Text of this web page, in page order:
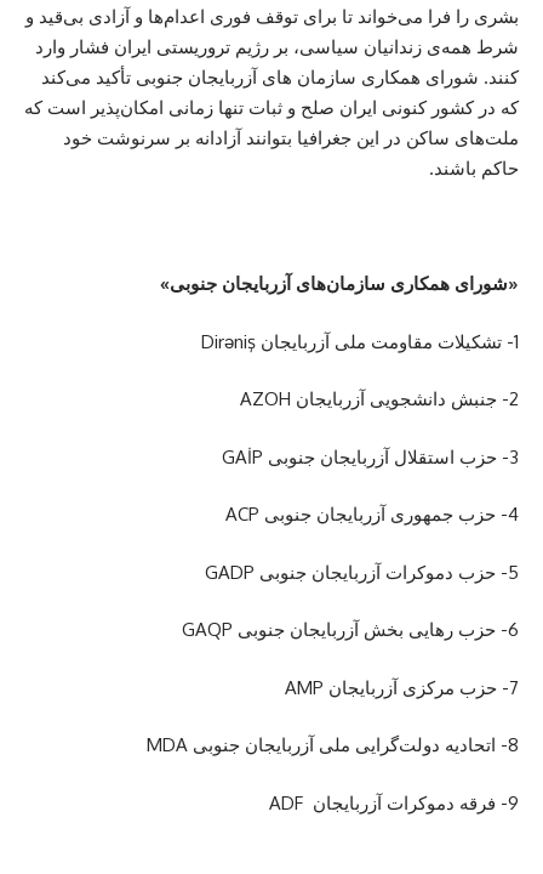
بشری را فرا می‌خواند تا برای توقف فوری اعدام‌ها و آزادی بی‌قید و
شرط همه‌ی زندانیان سیاسی، بر رژیم تروریستی ایران فشار وارد
کنند. شورای همکاری سازمان ‌های آزربایجان جنوبی تأکید می‌کند
که در کشور کنونی ایران صلح و ثبات تنها زمانی امکان‌پذیر است که
ملت‌های ساکن در این جغرافیا بتوانند آزادانه بر سرنوشت خود
حاکم باشند.
«شورای همکاری سازمان‌های آزربایجان جنوبی»
1- تشکیلات مقاومت ملی آزربایجان Dirəniş
2- جنبش دانشجویی آزربایجان AZOH
3- حزب استقلال آزربایجان جنوبی GAİP
4- حزب جمهوری آزربایجان جنوبی ACP
5- حزب دموکرات آزربایجان جنوبی GADP
6- حزب رهایی بخش آزربایجان جنوبی GAQP
7- حزب مرکزی آزربایجان AMP
8- اتحادیه دولت‌گرایی ملی آزربایجان جنوبی MDA
9- فرقه دموکرات آزربایجان ADF